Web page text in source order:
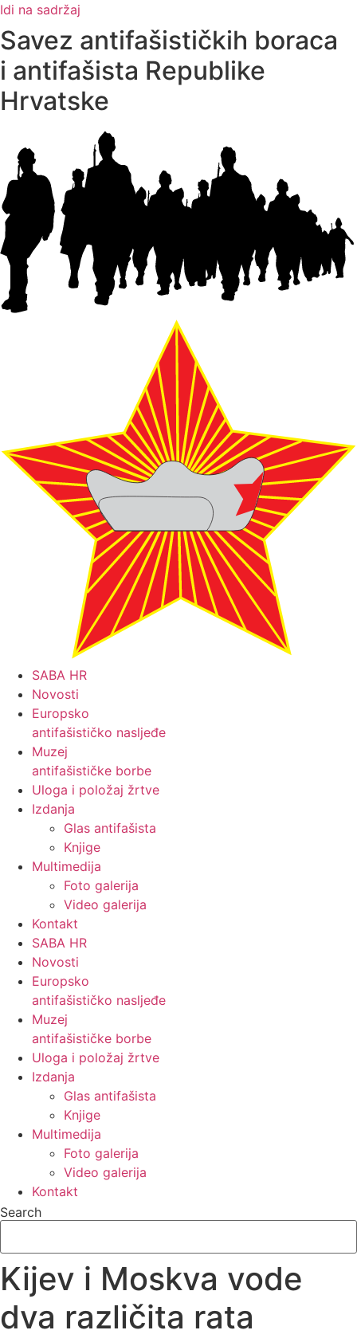
Idi na sadržaj
Savez antifašističkih boraca
i antifašista Republike
Hrvatske
SABA HR
Novosti
Europsko
antifašističko nasljeđe
Muzej
antifašističke borbe
Uloga i položaj žrtve
Izdanja
Glas antifašista
Knjige
Multimedija
Foto galerija
Video galerija
Kontakt
SABA HR
Novosti
Europsko
antifašističko nasljeđe
Muzej
antifašističke borbe
Uloga i položaj žrtve
Izdanja
Glas antifašista
Knjige
Multimedija
Foto galerija
Video galerija
Kontakt
Search
Kijev i Moskva vode
dva različita rata